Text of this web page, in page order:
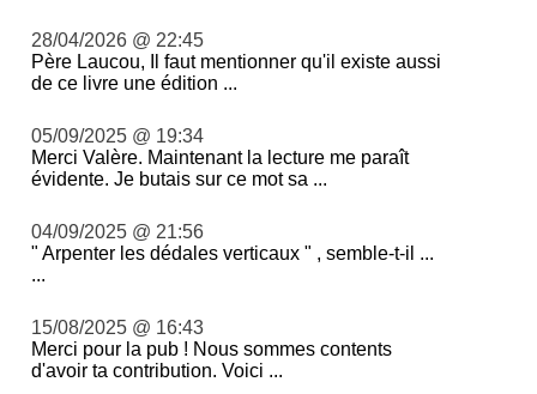
28/04/2026 @ 22:45
Père Laucou, Il faut mentionner qu'il existe aussi
de ce livre une édition ...
05/09/2025 @ 19:34
Merci Valère. Maintenant la lecture me paraît
évidente. Je butais sur ce mot sa ...
04/09/2025 @ 21:56
" Arpenter les dédales verticaux " , semble-t-il ...
...
15/08/2025 @ 16:43
Merci pour la pub ! Nous sommes contents
d'avoir ta contribution. Voici ...